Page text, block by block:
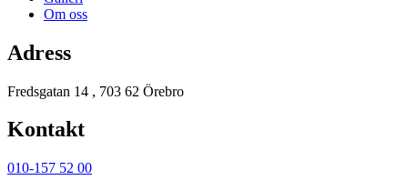
Om oss
Adress
Fredsgatan 14 , 703 62 Örebro
Kontakt
010-157 52 00